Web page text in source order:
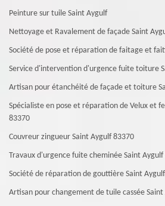
Peinture sur tuile Saint Aygulf
Nettoyage et Ravalement de façade Saint
Société de pose et réparation de faitage et
Service d'intervention d'urgence fuite toiture
Artisan pour étanchéité de façade et toiture
Spécialiste en pose et réparation de Velux et
83370
Couvreur zingueur Saint Aygulf 83370
Travaux d'urgence fuite cheminée Saint Aygulf
Société de réparation de gouttière Saint
Artisan pour changement de tuile cassée